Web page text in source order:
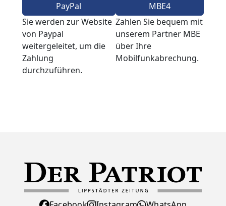
PayPal
Sie werden zur Website
von Paypal
weitergeleitet, um die
Zahlung
durchzuführen.
MBE4
Zahlen Sie bequem mit
unserem Partner MBE
über Ihre
Mobilfunkabrechung.